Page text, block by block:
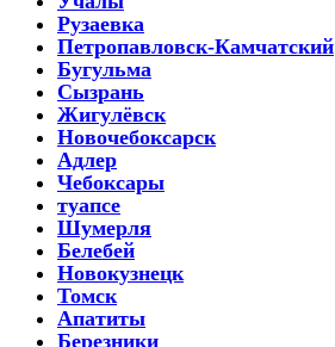
Рузаевка
Петропавловск-Камчатский
Бугульма
Сызрань
Жигулёвск
Новочебоксарск
Адлер
Чебоксары
туапсе
Шумерля
Белебей
Новокузнецк
Томск
Апатиты
Березники